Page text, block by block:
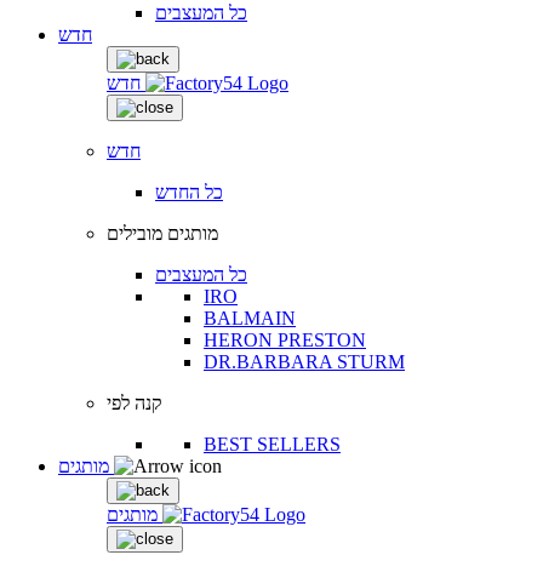
כל המעצבים
חדש
חדש
חדש
כל החדש
מותגים מובילים
כל המעצבים
IRO
BALMAIN
HERON PRESTON
DR.BARBARA STURM
קנה לפי
BEST SELLERS
מותגים